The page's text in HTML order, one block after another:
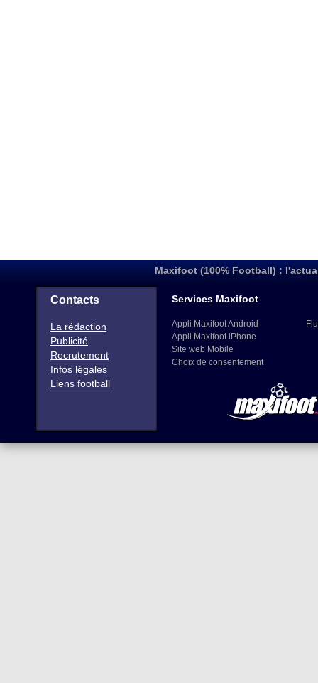
Maxifoot (100% Football) :
Contacts
La rédaction
Publicité
Recrutement
Infos légales
Liens football
Services Maxifoot
Appli Maxifoot Android
Appli Maxifoot iPhone
Site web Mobile
Choix de consentement